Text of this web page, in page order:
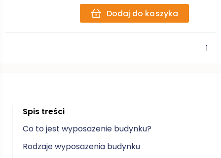
Dodaj do koszyka
1
Spis treści
Co to jest wyposażenie budynku?
Rodzaje wyposażenia budynku